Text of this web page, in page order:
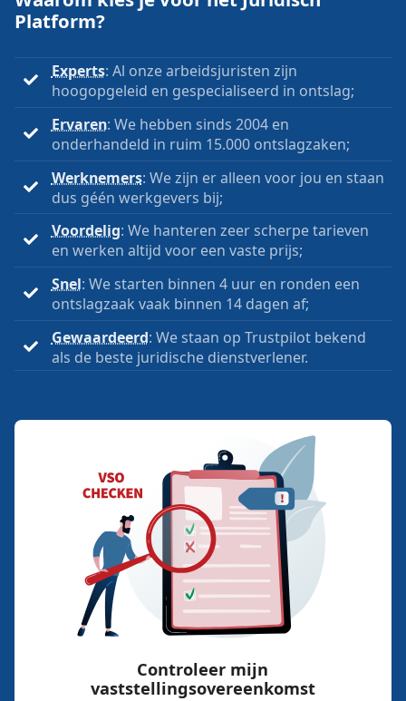
Platform?
Experts: Al onze arbeidsjuristen zijn
hoogopgeleid en gespecialiseerd in ontslag;
Ervaren: We hebben sinds 2004 en
onderhandeld in ruim 15.000 ontslagzaken;
Werknemers: We zijn er alleen voor jou en staan
dus géén werkgevers bij;
Voordelig: We hanteren zeer scherpe tarieven
en werken altijd voor een vaste prijs;
Snel: We starten binnen 4 uur en ronden een
ontslagzaak vaak binnen 14 dagen af;
Gewaardeerd: We staan op Trustpilot bekend
als de beste juridische dienstverlener.
Controleer mijn
vaststellingsovereenkomst